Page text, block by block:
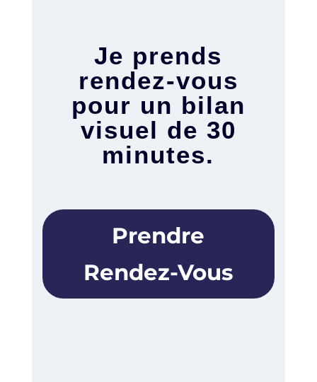
Je prends
rendez-vous
pour un bilan
visuel de 30
minutes.
Prendre
Rendez-Vous